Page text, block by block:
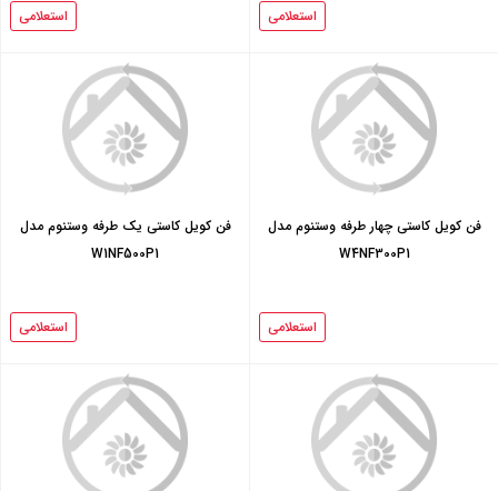
استعلامی استعلامی
فن کویل کاستی چهار طرفه وستنوم مدل
W4NF300P1
استعلامی
فن کویل کاستی یک طرفه وستنوم مدل
W1NF500P1
استعلامی